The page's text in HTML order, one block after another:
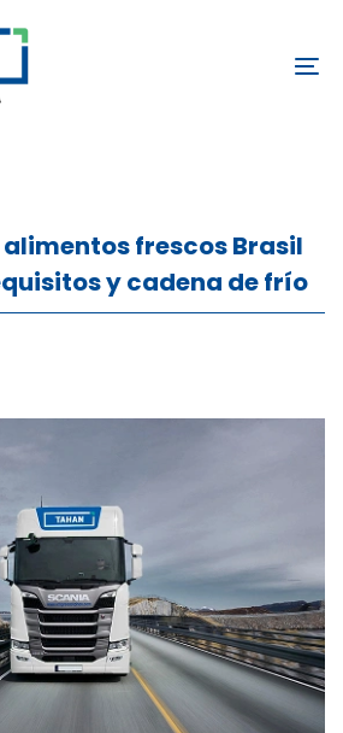
frescos Brasil
y cadena de frío